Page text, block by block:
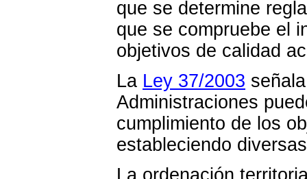
que se determine
que se compruebe el
objetivos de calidad
La Ley 37/2003
Administraciones
cumplimiento de los
estableciendo